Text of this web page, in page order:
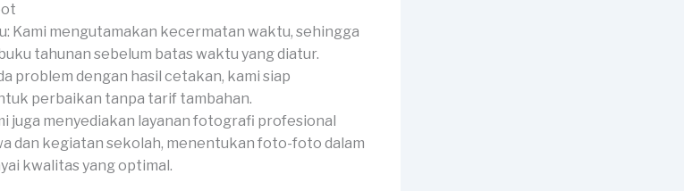
Kami mengutamakan kecermatan waktu, sehingga
tahunan sebelum batas waktu yang diatur.
problem dengan hasil cetakan, kami siap
perbaikan tanpa tarif tambahan.
juga menyediakan layanan fotografi profesional
dan kegiatan sekolah, menentukan foto-foto dalam
kwalitas yang optimal.